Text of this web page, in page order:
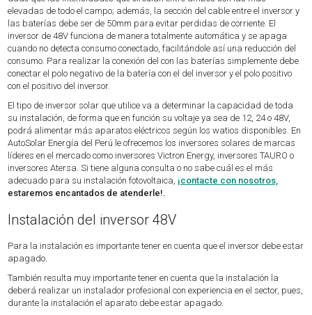
elevadas de todo el campo; además, la sección del cable entre el inversor y
las baterías debe ser de 50mm para evitar perdidas de corriente. El
inversor de 48V funciona de manera totalmente automática y se apaga
cuando no detecta consumo conectado, facilitándole así una reducción del
consumo. Para realizar la conexión del con las baterías simplemente debe
conectar el polo negativo de la batería con el del inversor y el polo positivo
con el positivo del inversor.
El tipo de inversor solar que utilice va a determinar la capacidad de toda
su instalación, de forma que en función su voltaje ya sea de 12, 24 o 48V,
podrá alimentar más aparatos eléctricos según los watios disponibles. En
AutoSolar Energía del Perú le ofrecemos los inversores solares de marcas
líderes en el mercado como inversores Victron Energy, inversores TAURO o
inversores Atersa. Si tiene alguna consulta o no sabe cuál es el más
adecuado para su instalación fotovoltaica, ¡contacte con nosotros,
estaremos encantados de atenderle!.
Instalación del inversor 48V
Para la instalación es importante tener en cuenta que el inversor debe estar
apagado.
También resulta muy importante tener en cuenta que la instalación la
deberá realizar un instalador profesional con experiencia en el sector, pues,
durante la instalación el aparato debe estar apagado.